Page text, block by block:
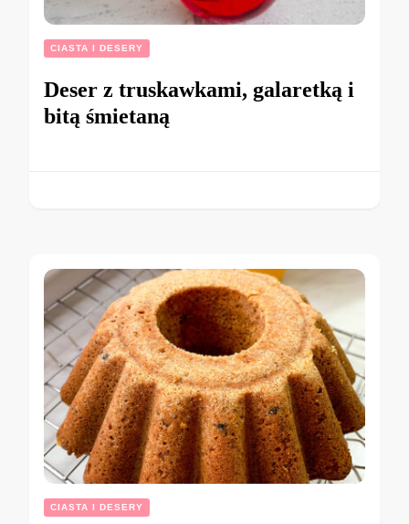
CIASTA I DESERY
Deser z truskawkami, galaretką i
bitą śmietaną
CIASTA I DESERY